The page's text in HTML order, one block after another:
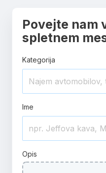
Povejte nam
spletnem
Kategorija
Ime
Opis